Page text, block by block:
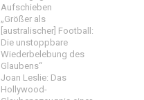
Aufschieben
„Größer als
[australischer] Football:
Die unstoppbare
Wiederbelebung des
Glaubens“
Joan Leslie: Das
Hollywood-